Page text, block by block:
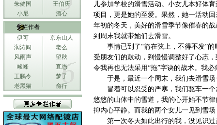
朱健国
王伯庆
小尼
酒心
专栏作者
伊可
京东山人
润涛阎
老么
风雨声
望秋
峻峰
直愚
王鹏令
梦子
老黑猫
俞行
儿参加学校的滑雪活动。小女儿本好体
项目，更是她的至爱。果然，她一活动
年初的冬天，美好的滑雪季节像催春的
到周末我就带她们去滑雪。
事情已到了“箭在弦上，不得不发”
受朋友们的鼓动，到慢慢调整好了心态
令我再也无法采用“拖”字诀的战术。我必
于是，最近一个周末，我们去滑雪
冒着可以忍受的严寒，我们驱车一
悠悠的山体中的雪道，我的心开始不节
抑内心平静。而我的两个女儿一见到雪
第一次冬天如此出行的我，没见识